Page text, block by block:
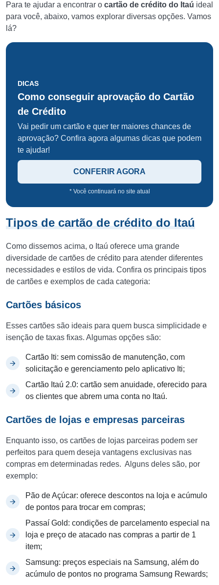
Para te ajudar a encontrar o cartão de crédito do Itaú ideal
para você, abaixo, vamos explorar diversas opções. Vamos
lá?
DICAS
Como conseguir aprovação do Cartão
de Crédito
Vai pedir um cartão e quer ter maiores chances de
aprovação? Confira agora algumas dicas que podem
te ajudar!
CONFERIR AGORA
* Você continuará no site atual
Tipos de cartão de crédito do Itaú
Como dissemos acima, o Itaú oferece uma grande
diversidade de cartões de crédito para atender diferentes
necessidades e estilos de vida. Confira os principais tipos
de cartões e exemplos de cada categoria:
Cartões básicos
Esses cartões são ideais para quem busca simplicidade e
isenção de taxas fixas. Algumas opções são:
Cartão Iti: sem comissão de manutenção, com
solicitação e gerenciamento pelo aplicativo Iti;
Cartão Itaú 2.0: cartão sem anuidade, oferecido para
os clientes que abrem uma conta no Itaú.
Cartões de lojas e empresas parceiras
Enquanto isso, os cartões de lojas parceiras podem ser
perfeitos para quem deseja vantagens exclusivas nas
compras em determinadas redes. Alguns deles são, por
exemplo:
Pão de Açúcar: oferece descontos na loja e acúmulo
de pontos para trocar em compras;
Passaí Gold: condições de parcelamento especial na
loja e preço de atacado nas compras a partir de 1
item;
Samsung: preços especiais na Samsung, além do
acúmulo de pontos no programa Samsung Rewards;